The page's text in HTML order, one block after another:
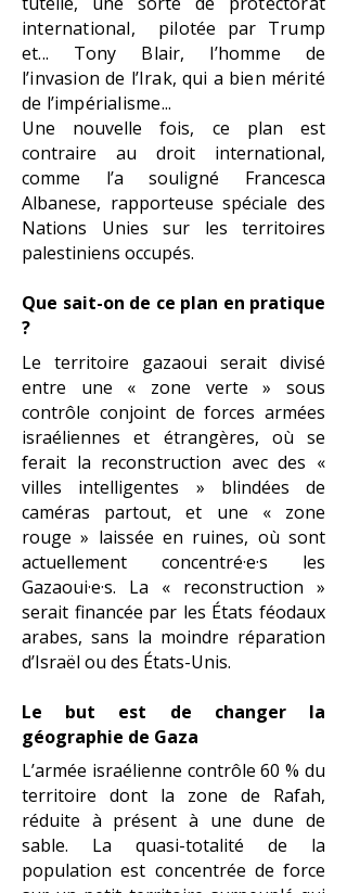
international, pilotée par Trump
et... Tony Blair, l’homme de
l’invasion de l’Irak, qui a bien mérité
de l’impérialisme...
Une nouvelle fois, ce plan est
contraire au droit international,
comme l’a souligné Francesca
Albanese, rapporteuse spéciale des
Nations Unies sur les territoires
palestiniens occupés.
Que sait-on de ce plan en pratique
?
Le territoire gazaoui serait divisé
entre une « zone verte » sous
contrôle conjoint de forces armées
israéliennes et étrangères, où se
ferait la reconstruction avec des «
villes intelligentes » blindées de
caméras partout, et une « zone
rouge » laissée en ruines, où sont
actuellement concentré·e·s les
Gazaoui·e·s. La « reconstruction »
serait financée par les États féodaux
arabes, sans la moindre réparation
d’Israël ou des États-Unis.
Le but est de changer la
géographie de Gaza
L’armée israélienne contrôle 60 % du
territoire dont la zone de Rafah,
réduite à présent à une dune de
sable. La quasi-totalité de la
population est concentrée de force